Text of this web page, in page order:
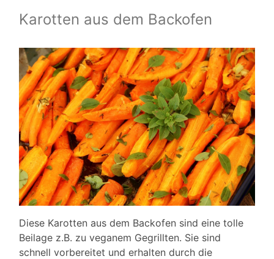
Karotten aus dem Backofen
Diese Karotten aus dem Backofen sind eine tolle
Beilage z.B. zu veganem Gegrillten. Sie sind
schnell vorbereitet und erhalten durch die